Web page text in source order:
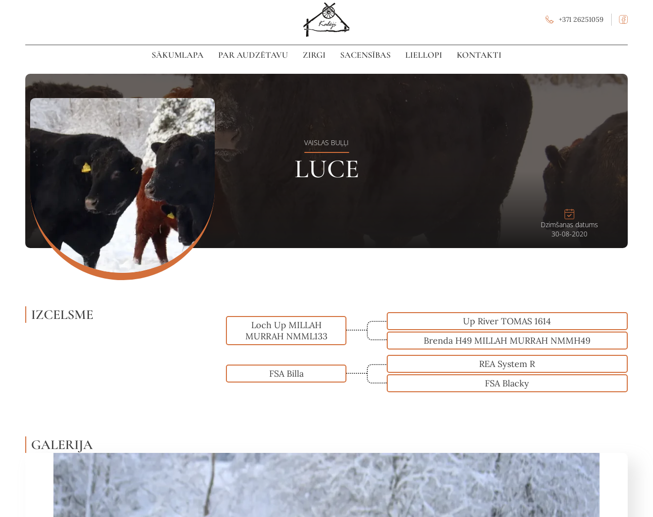
+371 26251059
SĀKUMLAPA PAR AUDZĒTAVU ZIRGI SACENSĪBAS LIELLOPI KONTAKTI
VAISLAS BUĻĻI
LUCE
Dzimšanas datums
30-08-2020
IZCELSME
Loch Up MILLAH
MURRAH NMML133
Up River TOMAS 1614
Brenda H49 MILLAH MURRAH NMMH49
FSA Billa
REA System R
FSA Blacky
GALERIJA